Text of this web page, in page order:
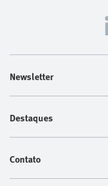
Newsletter
Destaques
Contato